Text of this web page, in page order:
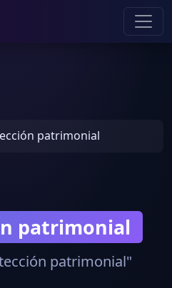
patrimonial
patrimonial
patrimonial"